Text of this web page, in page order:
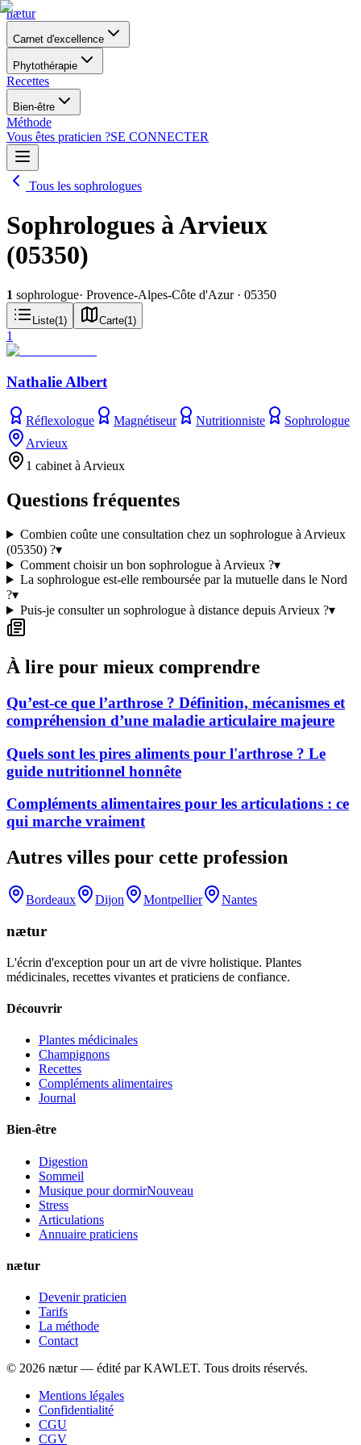
nætur
Carnet d'excellence
Phytothérapie
Recettes
Bien-être
Méthode
Vous êtes praticien ?SE CONNECTER
Tous les sophrologues
Sophrologues à Arvieux
(05350)
1 sophrologue· Provence-Alpes-Côte d'Azur· 05350
Liste(1 ) Carte(1 )
1
Nathalie Albert
Réflexologue Magnétiseur Nutritionniste
Sophrologue
Arvieux
1 cabinet à Arvieux
Questions fréquentes
Combien coûte une consultation chez un sophrologue à Arvieux
(05350) ?▾
Comment choisir un bon sophrologue à Arvieux ?▾
La sophrologue est-elle remboursée par la mutuelle dans le Nord
?▾
Puis-je consulter un sophrologue à distance depuis Arvieux ?▾
À lire pour mieux comprendre
Qu’est-ce que l’arthrose ? Définition, mécanismes et
compréhension d’une maladie articulaire majeure
Quels sont les pires aliments pour l'arthrose ? Le
guide nutritionnel honnête
Compléments alimentaires pour les articulations : ce
qui marche vraiment
Autres villes pour cette profession
Bordeaux Dijon Montpellier Nantes
nætur
L'écrin d'exception pour un art de vivre holistique. Plantes
médicinales, recettes vivantes et praticiens de confiance.
Découvrir
Plantes médicinales
Champignons
Recettes
Compléments alimentaires
Journal
Bien-être
Digestion
Sommeil
Musique pour dormirNouveau
Stress
Articulations
Annuaire praticiens
nætur
Devenir praticien
Tarifs
La méthode
Contact
© 2026 nætur — édité par KAWLET. Tous droits réservés.
Mentions légales
Confidentialité
CGU
CGV